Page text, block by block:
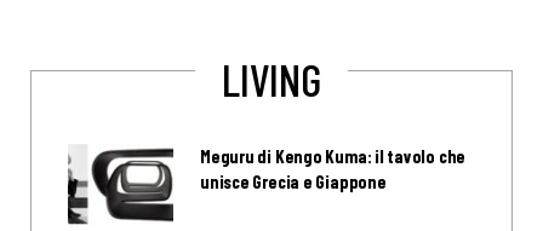
LIVING
Meguru di Kengo Kuma: il tavolo che
unisce Grecia e Giappone